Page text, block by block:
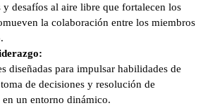
y desafíos al aire libre que fortalecen los
la colaboración entre los miembros
diseñadas para impulsar habilidades de
de decisiones y resolución de
en un entorno dinámico.